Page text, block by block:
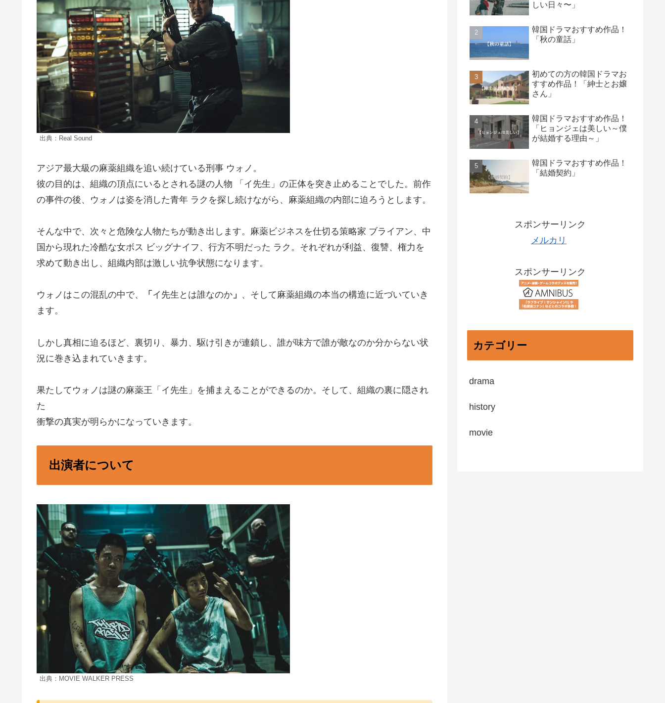
出典：Real Sound
アジア最大級の麻薬組織を追い続けている刑事 ウォノ。
彼の目的は、組織の頂点にいるとされる謎の人物 「イ先生」の正体を突き止めることでした。前作
の事件の後、ウォノは姿を消した青年 ラクを探し続けながら、麻薬組織の内部に迫ろうとします。
そんな中で、次々と危険な人物たちが動き出します。麻薬ビジネスを仕切る策略家 ブライアン、中
国から現れた冷酷な女ボス ビッグナイフ、行方不明だった ラク。それぞれが利益、復讐、権力を
求めて動き出し、組織内部は激しい抗争状態になります。
ウォノはこの混乱の中で、 「 イ先生とは誰なのか 」 、そして麻薬組織の本当の構造に近づいていき
ます。
しかし真相に迫るほど、裏切り、暴力、駆け引きが連鎖し、誰が味方で誰が敵なのか分からない状
況に巻き込まれていきます。
果たしてウォノは謎の麻薬王「イ先生」を捕まえることができるのか。そして、組織の裏に隠され
た
衝撃の真実が明らかになっていきます。
出演者について
出典：MOVIE WALKER PRESS
しい日々〜」
韓国ドラマおすすめ作品！
「秋の童話」
初めての方の韓国ドラマお
すすめ作品！「紳士とお嬢
さん」
韓国ドラマおすすめ作品！
「ヒョンジェは美しい～僕
が結婚する理由～」
韓国ドラマおすすめ作品！
「結婚契約」
スポンサーリンク
メルカリ
スポンサーリンク
カテゴリー
drama
history
movie